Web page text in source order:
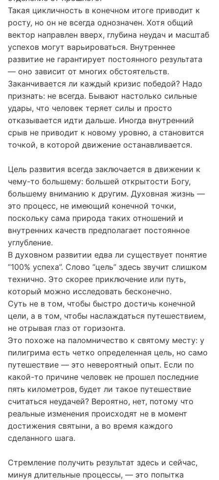
и именно через кризис происходит необходимое
отделение от прошлого.
Такая цикличность в конечном итоге приводит к
росту, но он не всегда однозначен. Хотя общий
вектор направлен вверх, глубина неудач и масштаб
успехов могут варьироваться. Внутреннее
развитие не гарантирует постоянного результата
— оно зависит от многих обстоятельств.
Заканчивается ли каждый кризис победой? Надо
признать: не всегда. Бывают настолько сильные
удары, что человек теряет силы и просто
отказывается идти дальше. Иногда внутренний
точкой, в которой движение останавливается.
Цель развития всегда заключается в движении к
чему-то большему: большей открытости Богу,
большему вниманию к другим. Духовная жизнь —
это процесс, не имеющий конечной точки,
поскольку сама природа таких отношений и
внутренних качеств предполагает постоянное
углубление.
В духовном развитии едва ли существует понятие
“100% успеха”. Слово “цель” здесь звучит слишком
технично. Это скорее приключение или путь,
который можно исследовать бесконечно.
Суть не в том, чтобы быстро достичь конечной
цели, а в том, чтобы наслаждаться путешествием,
не отрывая глаз от горизонта.
Это похоже на паломничество к святому месту: у
пилигрима есть четко определенная цель, но само
путешествие — это невероятный опыт. Если по
какой-то причине человек не прошел последние
пять километров, будет ли такое путешествие
считаться неудачей? Вероятно, нет, потому что
реальные изменения происходят не в момент
сделанного шага.